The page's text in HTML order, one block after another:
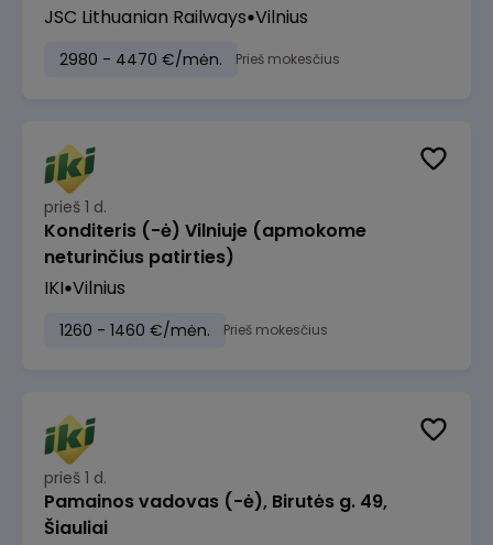
JSC Lithuanian Railways Vilnius
2980 - 4470 €/mėn. Prieš mokesčius
prieš 1 d.
Konditeris (-ė) Vilniuje (apmokome
neturinčius patirties)
IKI Vilnius
1260 - 1460 €/mėn. Prieš mokesčius
prieš 1 d.
Pamainos vadovas (-ė), Birutės g. 49,
Šiauliai